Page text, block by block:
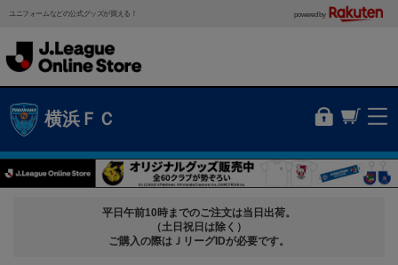
ユニフォームなどの公式グッズが買える！ powered by
横浜ＦＣ
平日午前10時までのご注文は当日出荷。
（土日祝日は除く）
ご購入の際はＪリーグIDが必要です。